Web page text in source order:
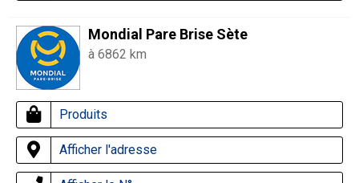
Mondial Pare Brise Sète
à 6862 km
Produits
Afficher l'adresse